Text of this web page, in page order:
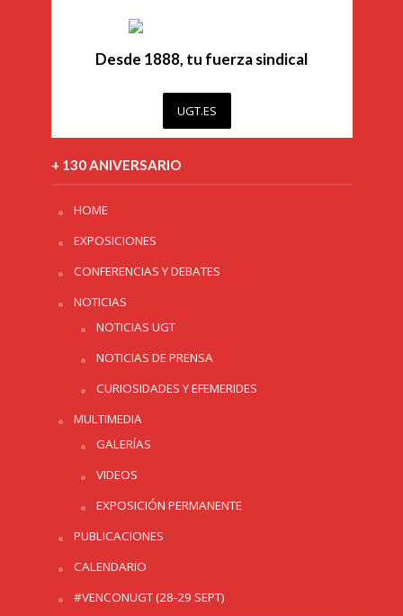
Desde 1888, tu fuerza sindical
UGT.ES
+ 130 ANIVERSARIO
HOME
EXPOSICIONES
CONFERENCIAS Y DEBATES
NOTICIAS
NOTICIAS UGT
NOTICIAS DE PRENSA
CURIOSIDADES Y EFEMERIDES
MULTIMEDIA
GALERÍAS
VIDEOS
EXPOSICIÓN PERMANENTE
PUBLICACIONES
CALENDARIO
#VENCONUGT (28-29 SEPT)